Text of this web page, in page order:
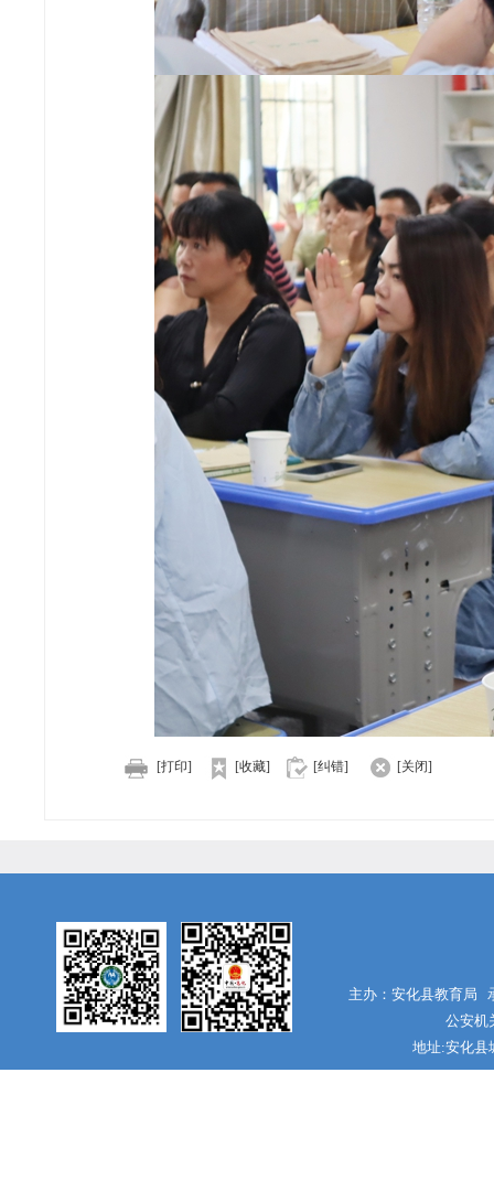
[打印] [收藏] [纠错] [关闭]
主办：安化县教育局
公安机
地址:安化县